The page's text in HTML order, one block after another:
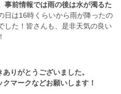
事前情報では雨の後は水が濁るた
日は16時くらいから雨が降ったの
した！皆さんも、是非天気の良い
りがとうございました。
マークなどお願いします！